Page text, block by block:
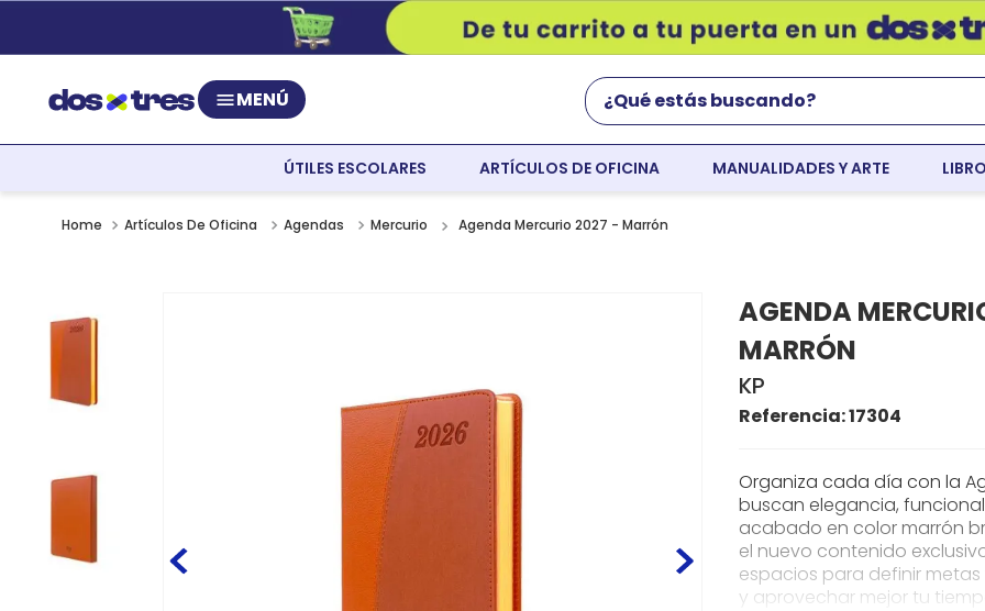
MENÚ
¿Qué estás buscando?
ÚTILES ESCOLARES ARTÍCULOS DE OFICINA MANUALIDADES Y ARTE
Artículos De Oficina Agendas Mercurio Agenda Mercurio 2027 - Marrón
AGENDA
MARRÓN
KP
Referencia:17304
Organiza cada día con la
buscan elegancia,
acabado en color marrón
el nuevo contenido
espacios para definir
y aprovechar mejor tu
world english